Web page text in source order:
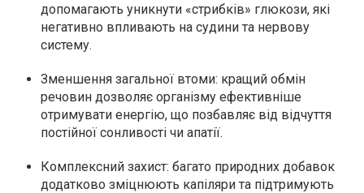
допомагають уникнути «стрибків» глюкози, які
негативно впливають на судини та нервову
систему.
Зменшення загальної втоми: кращий обмін
речовин дозволяє організму ефективніше
отримувати енергію, що позбавляє від відчуття
постійної сонливості чи апатії.
Комплексний захист: багато природних добавок
додатково зміцнюють капіляри та підтримують